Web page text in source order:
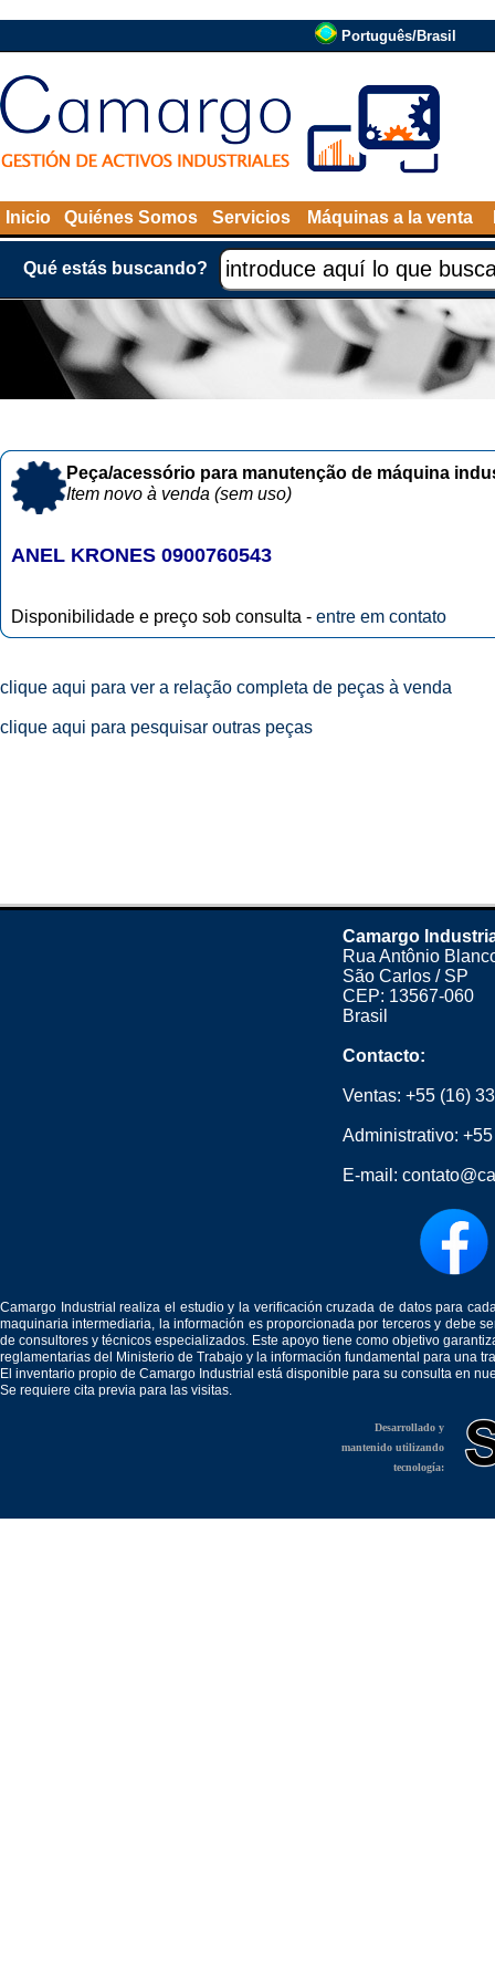
Português/Brasil
Inicio Quiénes Somos Servicios Máquinas a la venta
Qué estás buscando?
Peça/acessório para manutenção de máquina
Item novo à venda (sem uso)
ANEL KRONES 0900760543
Disponibilidade e preço sob consulta - entre em contato
clique aqui para ver a relação completa de peças à venda
clique aqui para pesquisar outras peças
Camargo
Rua Antônio
São Carlos / SP
CEP: 13567-060
Brasil
Contacto:
Ventas: +55 (16)
Administrativo:
E-mail:
Camargo Industrial realiza el estudio y la verificación cruzada de datos para
maquinaria intermediaria, la información es proporcionada por terceros y debe
de consultores y técnicos especializados. Este apoyo tiene como objetivo
reglamentarias del Ministerio de Trabajo y la información fundamental para una
El inventario propio de Camargo Industrial está disponible para su consulta en
Se requiere cita previa para las visitas.
Desarrollado y
mantenido utilizando
tecnología: